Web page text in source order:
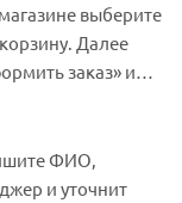
выберите
Далее
заказ» или
ФИО,
и уточнит